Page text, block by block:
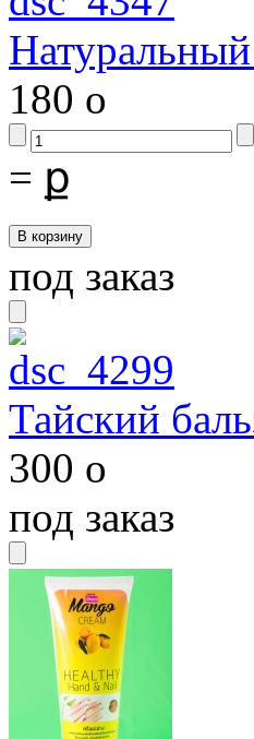
180 o
= ք
под заказ
Тайский
300 o
под заказ